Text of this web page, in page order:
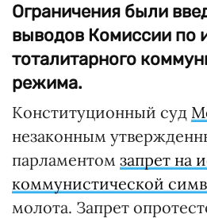
Ограничения были
выводов Комиссии по
тоталитарного
режима.
Конституционный суд
незаконным
парламентом запрет на
коммунистической
молота. Запрет